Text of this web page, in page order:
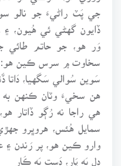
جي پَٽ راڻيءَ جو نالو
ڏايون گهڻي ئي هُيون، ۽
وَر هو، جو حاتم طائي
سخاوت ۾ سرس ڪين هو:
سَوين سُوالي سَگهيا، دَاتا
هن سخيءَ وٽان ڪنهن به
هي راجا نه رُڳو ڏاتار
سمايل هُئس، هروڀرو
وارو ڪين هو، پر رَندن ۽
دِل بَه يَار، دَست بَه ڪَار